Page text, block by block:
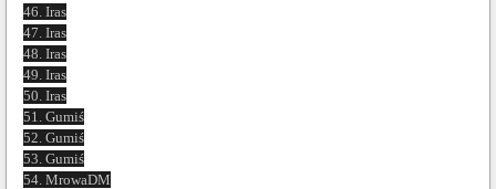
46. Iras
47. Iras
48. Iras
49. Iras
50. Iras
51. Gumiś
52. Gumiś
53. Gumiś
54. MrowaDM